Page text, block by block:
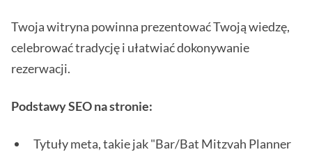
Twoja witryna powinna prezentować Twoją wiedzę,
celebrować tradycję i ułatwiać dokonywanie
rezerwacji.
Podstawy SEO na stronie:
Tytuły meta, takie jak "Bar/Bat Mitzvah Planner